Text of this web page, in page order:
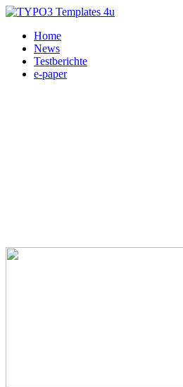
Home
News
Testberichte
e-paper